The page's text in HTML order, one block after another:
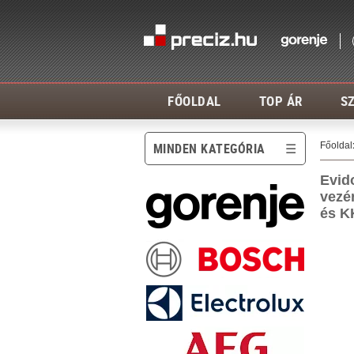
FŐOLDAL TOP ÁR
MINDEN KATEGÓRIA Főoldal
és